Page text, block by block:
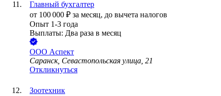
Главный бухгалтер
от 100 000 ₽ за месяц, до вычета налогов
Опыт 1-3 года
Выплаты: Два раза в месяц
ООО Аспект
Саранск, Севастопольская улица, 21
Откликнуться
Зоотехник